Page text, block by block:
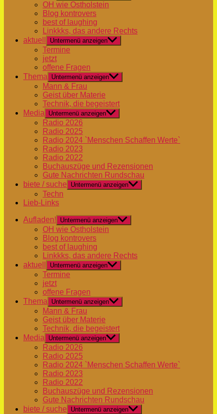
OH wie Ostholstein
Blog kontrovers
best of laughing
Linkkks, das andere Rechts
aktuell
Untermenü anzeigen
Termine
jetzt
offene Fragen
Thema
Untermenü anzeigen
Mann & Frau
Geist über Materie
Technik, die begeistert
Media
Untermenü anzeigen
Radio 2026
Radio 2025
Radio 2024 `Menschen Schaffen Werte`
Radio 2023
Radio 2022
Buchauszüge und Rezensionen
Gute Nachrichten Rundschau
biete / suche
Untermenü anzeigen
Techn
Lieb-Links
Aufladen! Untermenü anzeigen
OH wie Ostholstein
Blog kontrovers
best of laughing
Linkkks, das andere Rechts
aktuell
Untermenü anzeigen
Termine
jetzt
offene Fragen
Thema
Untermenü anzeigen
Mann & Frau
Geist über Materie
Technik, die begeistert
Media
Untermenü anzeigen
Radio 2026
Radio 2025
Radio 2024 `Menschen Schaffen Werte`
Radio 2023
Radio 2022
Buchauszüge und Rezensionen
Gute Nachrichten Rundschau
biete / suche
Untermenü anzeigen